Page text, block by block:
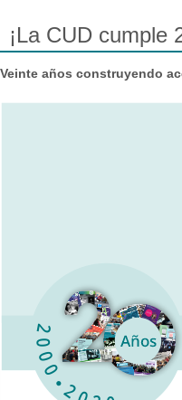
¡La CUD cumple
Veinte años construyendo